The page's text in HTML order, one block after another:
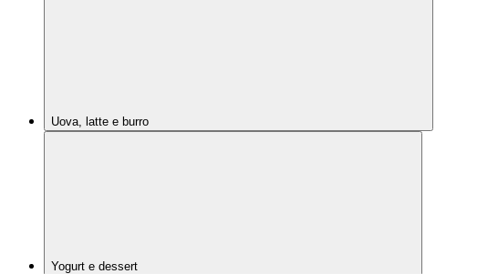
Uova, latte e burro
Yogurt e dessert